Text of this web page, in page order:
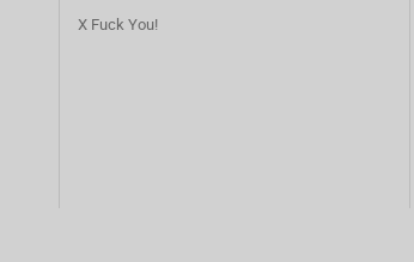
X Fuck You!